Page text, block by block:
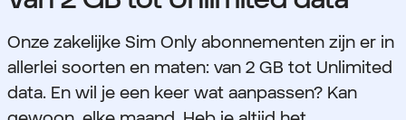
Onze zakelijke Sim Only abonnementen zijn er in
allerlei soorten en maten: van 2 GB tot Unlimited
data. En wil je een keer wat aanpassen? Kan